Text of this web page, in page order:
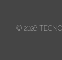
© 2026